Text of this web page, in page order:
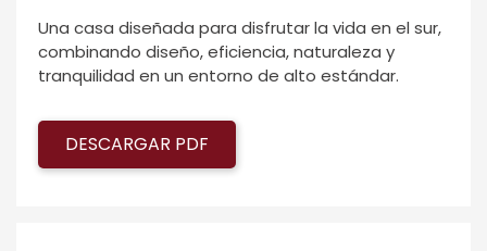
Una casa diseñada para disfrutar la vida en el sur,
combinando diseño, eficiencia, naturaleza y
tranquilidad en un entorno de alto estándar.
DESCARGAR PDF